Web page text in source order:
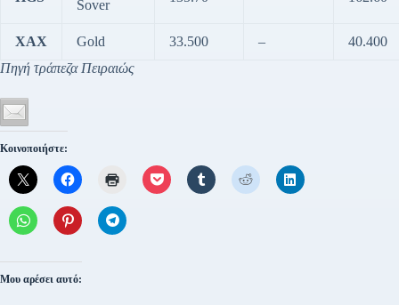
Sover
XAX Gold 33.500 –
40.400
Πηγή τράπεζα Πειραιώς
Κοινοποιήστε:
Μου αρέσει αυτό: